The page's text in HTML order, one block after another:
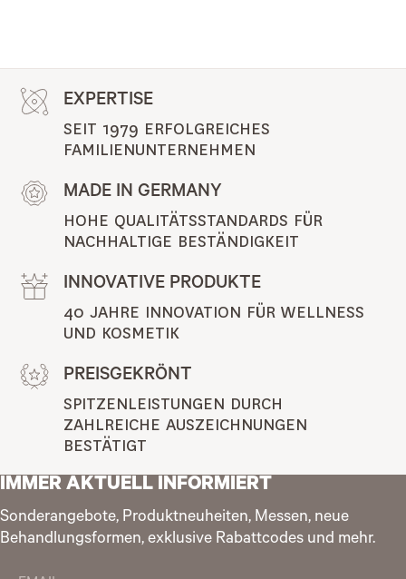
EXPERTISE
SEIT 1979 ERFOLGREICHES
FAMILIENUNTERNEHMEN
MADE IN GERMANY
HOHE QUALITÄTSSTANDARDS FÜR
NACHHALTIGE BESTÄNDIGKEIT
INNOVATIVE PRODUKTE
40 JAHRE INNOVATION FÜR WELLNESS
UND KOSMETIK
PREISGEKRÖNT
SPITZENLEISTUNGEN DURCH
ZAHLREICHE AUSZEICHNUNGEN
BESTÄTIGT
IMMER AKTUELL INFORMIERT
Sonderangebote, Produktneuheiten, Messen, neue
Behandlungsformen, exklusive Rabattcodes und mehr.